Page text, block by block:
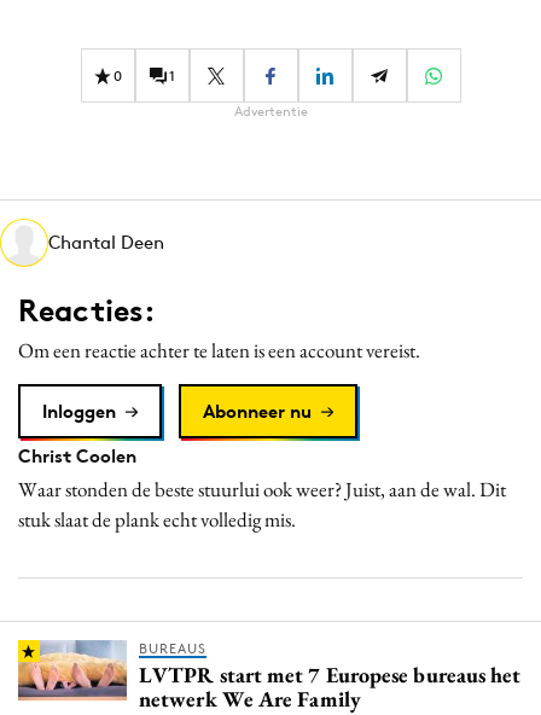
Gedragsverandering
Influencer marketing
Media
Merkstrategie
Programmatic
Purpose Marketing
0 1
Advertentie
Chantal Deen
Reacties:
Om een reactie achter te laten is een account vereist.
Inloggen
Abonneer nu
Christ Coolen
Waar stonden de beste stuurlui ook weer? Juist, aan de wal. Dit
stuk slaat de plank echt volledig mis.
BUREAUS
LVTPR start met 7 Europese bureaus het
netwerk We Are Family